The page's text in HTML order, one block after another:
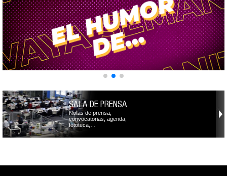
SALA DE PRENSA
Notas de prensa,
convocatorias, agenda,
fototeca,…